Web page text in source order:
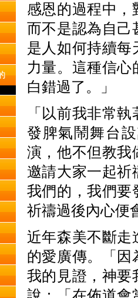
感恩的過程中，
而不是認為自己
是人如何持續每
力量。這種信
白錯過了。」
「以前我非常
發脾氣鬧舞台
演，他不但教我
邀請大家一起祈
我們的，我們要
祈禱過後內心便
近年森美不斷走
的愛廣傳。「因
我的見證，神要